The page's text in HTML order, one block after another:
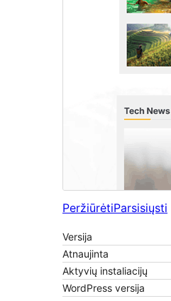
PeržiūrėtiParsisiųsti
Versija
Atnaujinta
Aktyvių instaliacijų
WordPress versija